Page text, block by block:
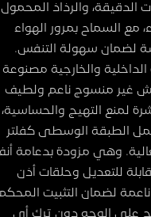
الدقيقة، والرذاذ المحمول
مع السماح بمرور الهواء
لضمان سهولة التنفس.
الداخلية والخارجية مصنوعة
غير منسوج ناعم ولطيف
لمنع التهيج والحساسية،
الطبقة الوسطى كفلتر
وهي مزودة بدعامة
للتعديل وحلقات أذن
لضمان التثبيت
على الوجه دون ترك أي